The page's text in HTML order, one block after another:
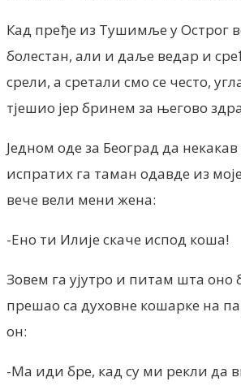
Кад пређе из Тушимље у Острог
болестан, али и даље ведар и
срели, а сретали смо се често,
тјешио јер бринем за његово
Једном оде за Београд да некакав
испратих га таман одавде из
вече вели мени жена:
-Ено ти Илије скаче испод коша!
Зовем га ујутро и питам шта оно
прешао са духовне кошарке на
он:
-Ма иди бре, кад су ми рекли да